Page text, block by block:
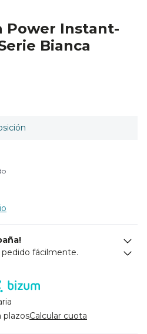
Power Instant-
Bianca
fácilmente.
plazosCalcular cuota